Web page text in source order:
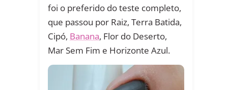
foi o preferido do teste completo,
que passou por Raiz, Terra Batida,
Cipó, Banana, Flor do Deserto,
Mar Sem Fim e Horizonte Azul.